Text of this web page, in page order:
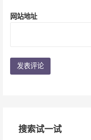
网站地址
搜索试一试